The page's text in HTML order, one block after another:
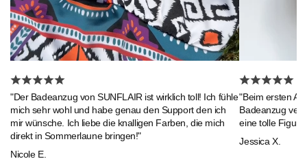
"Der Badeanzug von SUNFLAIR ist wirklich toll! Ich fühle
mich sehr wohl und habe genau den Support den ich
mir wünsche. Ich liebe die knalligen Farben, die mich
direkt in Sommerlaune bringen!"
Nicole E.
"Beim ersten
Badeanzug
eine tolle Figur."
Jessica X.